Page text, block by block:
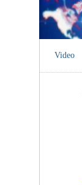
Video